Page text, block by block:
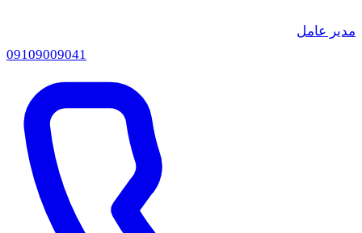
عامل
09109009041